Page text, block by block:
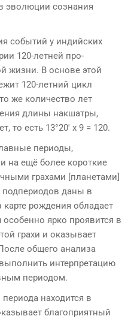
эволюции сознания
событий у индийских
120-летней про­
жизни. В основе этой
120-летний цикл
же количество лет
длины накшатры,
то есть 13°20′ х 9 = 120.
периоды,
на ещё более короткие
грахами [планетами]
подпериодов даны в
рождения обладает
ярко проявится в
грахи и оказывает
общего анализа
интер­претацию
периодом.
находится в
благоприятный